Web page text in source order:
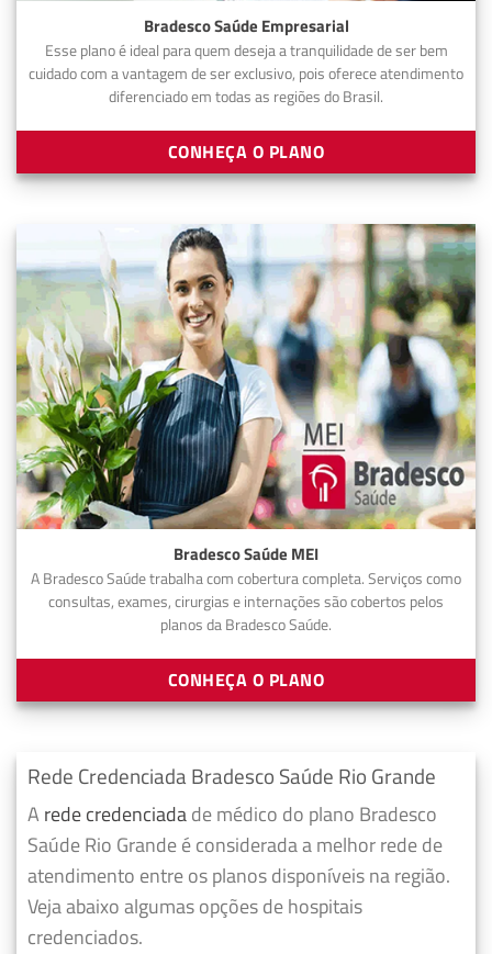
Bradesco Saúde Empresarial
Esse plano é ideal para quem deseja a tranquilidade de ser bem
cuidado com a vantagem de ser exclusivo, pois oferece atendimento
diferenciado em todas as regiões do Brasil.
CONHEÇA O PLANO
Bradesco Saúde MEI
A Bradesco Saúde trabalha com cobertura completa. Serviços como
consultas, exames, cirurgias e internações são cobertos pelos
planos da Bradesco Saúde.
CONHEÇA O PLANO
Rede Credenciada Bradesco Saúde Rio Grande
A rede credenciadade médico do plano Bradesco
Saúde Rio Grande é considerada a melhor rede de
atendimento entre os planos disponíveis na região.
Veja abaixo algumas opções de hospitais
credenciados.